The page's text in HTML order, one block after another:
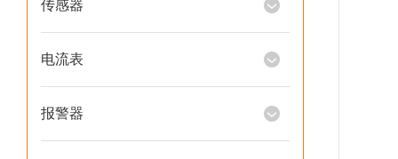
传感器
电流表
报警器